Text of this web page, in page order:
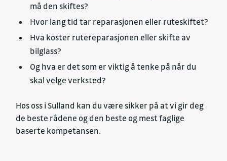
må den skiftes?
Hvor lang tid tar reparasjonen eller ruteskiftet?
Hva koster rutereparasjonen eller skifte av
bilglass?
Og hva er det som er viktig å tenke på når du
skal velge verksted?
Hos oss i Sulland kan du være sikker på at vi gir deg
de beste rådene og den beste og mest faglige
baserte kompetansen.